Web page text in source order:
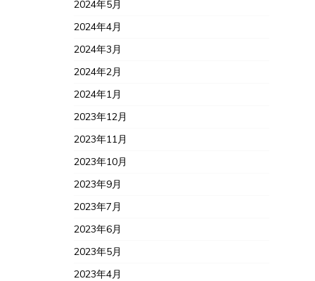
2024年5月
2024年4月
2024年3月
2024年2月
2024年1月
2023年12月
2023年11月
2023年10月
2023年9月
2023年7月
2023年6月
2023年5月
2023年4月